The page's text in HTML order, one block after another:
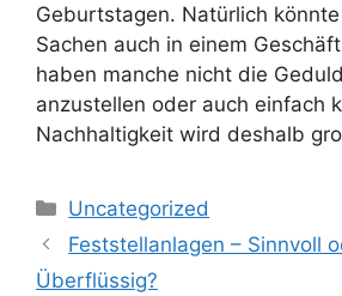
Geburtstagen. Natürlich
Sachen auch in einem
haben manche nicht die
anzustellen oder auch einfach
Nachhaltigkeit wird deshalb
Kategorien
Uncategorized
Feststellanlagen – Sinnvoll
Überflüssig?